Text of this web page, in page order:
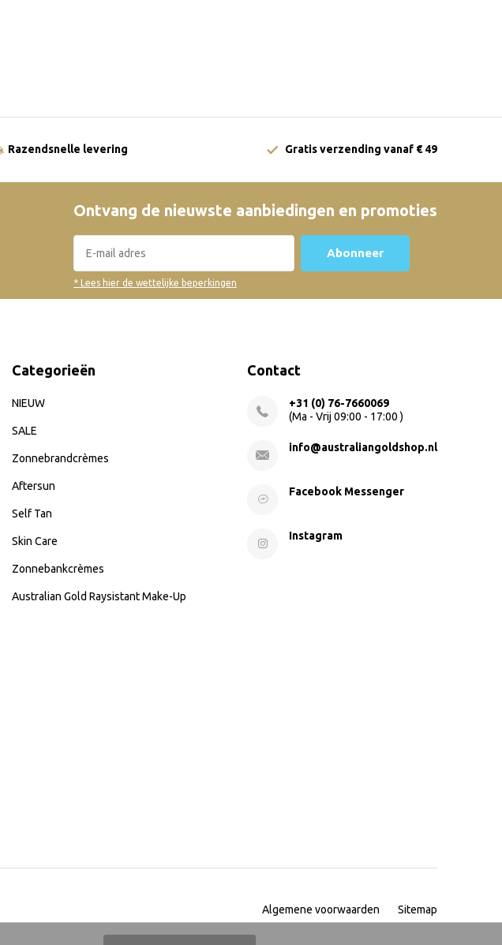
Razendsnelle levering Gratis verzending vanaf € 49
Ontvang de nieuwste aanbiedingen en promoties
Abonneer
* Lees hier de wettelijke beperkingen
Categorieën
NIEUW
SALE
Zonnebrandcrèmes
Aftersun
Self Tan
Skin Care
Zonnebankcrèmes
Australian Gold Raysistant Make-Up
Contact
+31 (0) 76-7660069
(Ma - Vrij 09:00 - 17:00 )
info@australiangoldshop.nl
Facebook Messenger
Instagram
Algemene voorwaarden Sitemap